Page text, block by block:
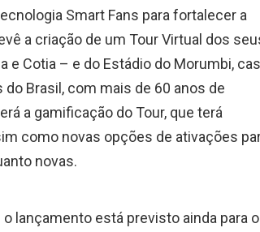
Smart Fans para fortalecer a
a criação de um Tour Virtual dos
e Cotia – e do Estádio do Morumbi,
Brasil, com mais de 60 anos de
a gamificação do Tour, que terá
como novas opções de ativações
novas.
lançamento está previsto ainda para o